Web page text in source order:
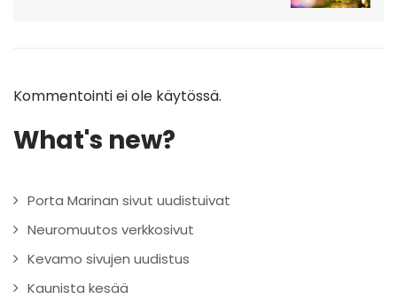
Kommentointi ei ole käytössä.
What's new?
Porta Marinan sivut uudistuivat
Neuromuutos verkkosivut
Kevamo sivujen uudistus
Kaunista kesää